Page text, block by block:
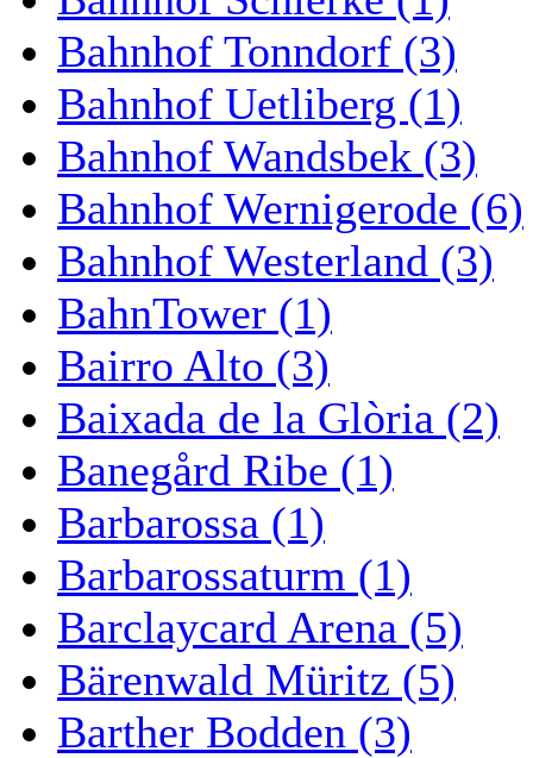
Bahnhof Tonndorf (3)
Bahnhof Uetliberg (1)
Bahnhof Wandsbek (3)
Bahnhof Wernigerode (6)
Bahnhof Westerland (3)
BahnTower (1)
Bairro Alto (3)
Baixada de la Glòria (2)
Banegård Ribe (1)
Barbarossa (1)
Barbarossaturm (1)
Barclaycard Arena (5)
Bärenwald Müritz (5)
Barther Bodden (3)